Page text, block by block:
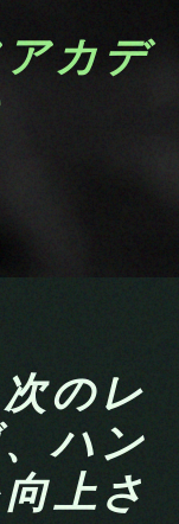
カデ
のレ
ハン
上さ